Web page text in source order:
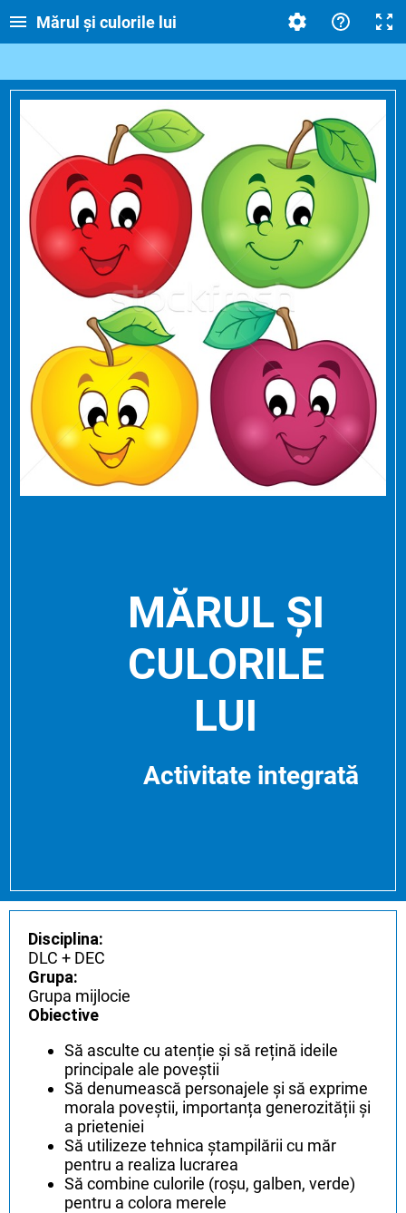
Mărul și culorile lui
MĂRUL ȘI
CULORILE
LUI
Activitate integrată
Disciplina:
DLC + DEC
Grupa:
Grupa mijlocie
Obiective
Să asculte cu atenție și să rețină ideile
principale ale poveștii
Să denumească personajele și să exprime
morala poveștii, importanța generozității și
a prieteniei
Să utilizeze tehnica ștampilării cu măr
pentru a realiza lucrarea
Să combine culorile (roșu, galben, verde)
pentru a colora merele